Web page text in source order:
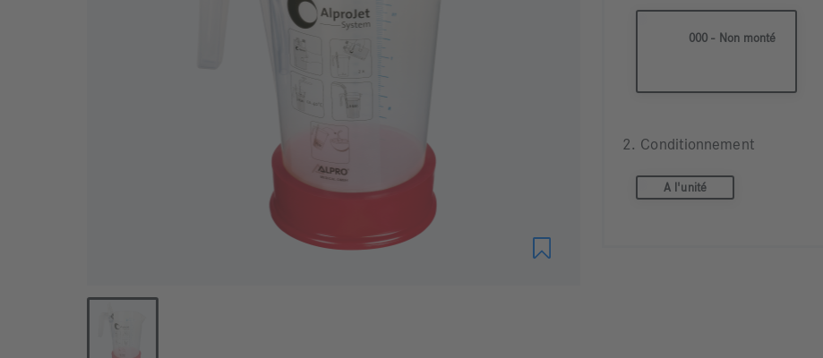
000 - Non monté
2. Conditionnement
A l'unité